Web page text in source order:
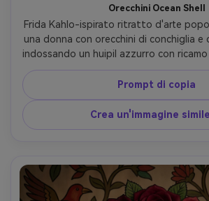
Orecchini Ocean Shell
Frida Kahlo-ispirato ritratto d'arte
una donna con orecchini di conchiglia e
indossando un huipil azzurro con ricamo
di onde stilizzate mescolate con
simbolici di pesce, linework audace,
satura, piattezza decorativa, umore
obiettivo 85mm, profondità di campo
illuminazione
Prompt di copia
Crea un'immagine